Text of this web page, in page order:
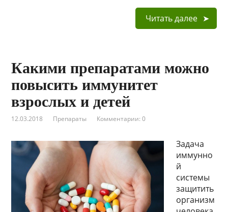
Читать далее
Какими препаратами можно
повысить иммунитет
взрослых и детей
12.03.2018 Препараты Комментарии: 0
Задача
иммунно
й
системы
защитить
организм